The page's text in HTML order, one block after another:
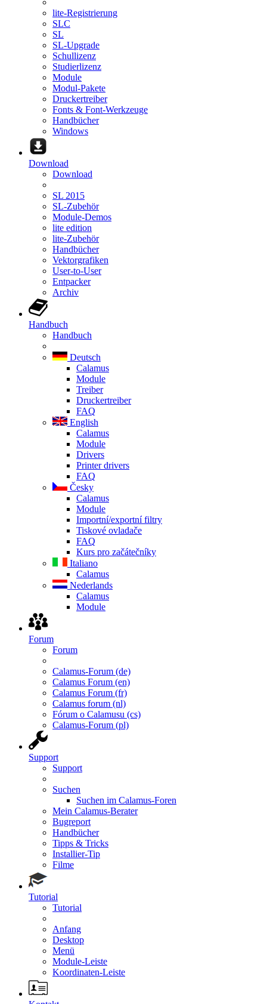
lite-Registrierung
SLC
SL
SL-Upgrade
Schullizenz
Studierlizenz
Module
Modul-Pakete
Druckertreiber
Fonts & Font-Werkzeuge
Handbücher
Windows
Download
Download
SL 2015
SL-Zubehör
Module-Demos
lite edition
lite-Zubehör
Handbücher
Vektorgrafiken
User-to-User
Entpacker
Archiv
Handbuch
Handbuch
Deutsch
Calamus
Module
Treiber
Druckertreiber
FAQ
English
Calamus
Module
Drivers
Printer drivers
FAQ
Česky
Calamus
Module
Importní/exportní filtry
Tiskové ovladače
FAQ
Kurs pro začátečníky
Italiano
Calamus
Nederlands
Calamus
Module
Forum
Forum
Calamus-Forum (de)
Calamus Forum (en)
Calamus Forum (fr)
Calamus forum (nl)
Fórum o Calamusu (cs)
Calamus-Forum (pl)
Support
Support
Suchen
Suchen im Calamus-Foren
Mein Calamus-Berater
Bugreport
Handbücher
Tipps & Tricks
Installier-Tip
Filme
Tutorial
Tutorial
Anfang
Desktop
Menü
Module-Leiste
Koordinaten-Leiste